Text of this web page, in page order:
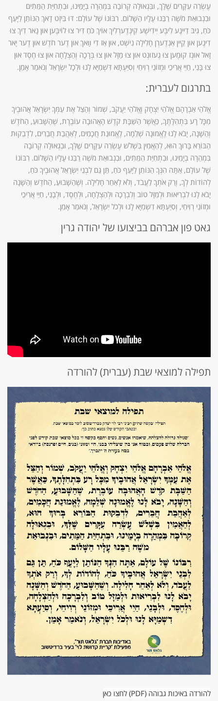
עֶשְׂרֵה עִקָּרִים שֶׁלָּךְ, ובִּגְאוּלָה קְרוֹבָה בִּמְהֵרָה בְיָמֵינוּ, וּבִתְחִיַּת הַמֵּתִים
וּבִנְבוּאַת מֹשֶׁה רַבֵּנוּ עָלָיו הַשָּׁלוֹם. רִבּוֹנוֹ שֶׁל עוֹלָם: דּוּ בִּיזְט דָאךְ הַנּוֹתֵן לַיָּעֵף
כֹּחַ, גִיבּ דַיינֶע לִיבֶּע יִידִישֶׁע קִינְדֶערְלִיךְ אוֹיךְ כֹּחַ דִּיר צוּ לוֹיבֶּען אוּן נָאר דִיךְ צוּ
דִינֶען אוּן קֵיין אַנְדֶערְן חָלִילָה נִישְׁט, אוּן אַז דִי װָאךְ אוּן דֶער חֹדֶשׁ אוּן דֶער יָאר
זָאל אוּנְז קוּמֶען צוּ גֶעזוּנְט אוּן צוּ מַזָּל אוּן צוּ בְּרָכָה וְהַצְלָחָה אוּן צוּ חֶסֶד אוּן
צוּ בָּנֵי, חַיֵּי אֲרִיכֵי וּמְזוֹנֵי רְוִיחֵי וְסִיַּעְתָּא דִּשְׁמַיָּא לָנוּ וּלְכָל יִשְׂרָאֵל וְנֹאמַר אָמֵן.
בתרגום לעברית:
אֱלֹהֵי אַבְרָהָם אֱלֹהֵי יִצְחָק וְאֱלֹהֵי יַעֲקֹב, שְׁמוֹר וְהַצֵּל אֶת עַמְּךָ יִשְׂרָאֵל אֲהוּבֶיךָ
מִכָּל רָע בִּתְהִלָּתֶךָ, כַּאֲשֶׁר הַשַּׁבָּת קֹדֶשׁ הָאֲהוּבָה עוֹבֶרֶת, שֶׁהַשָּׁבוּעַ, הַחֹדֶשׁ
וְהַשָּׁנָה, יָבֹא לָנוּ לֶאֱמוּנָה שְׁלֵמָה, לֶאֱמוּנַת חֲכָמִים, לְאַהֲבַת חֲבֵרִים, לִדְבֵקוּת
הַבּוֹרֵא בָּרוּךְ הוּא, לְהַאֲמִין בִּשְׁלֹשׁ עֶשְׂרֵה עִקָּרִים שֶׁלְּךָ, וּבִגְאוּלָה קְרוֹבָה
בִּמְהֵרָה בְיָמֵינוּ, וּבִתְחִיַּת הַמֵּתִים, וּבִנְבוּאַת מֹשֶׁה רַבֵּנוּ עָלָיו הַשָּׁלוֹם. רִבּוֹנוֹ
שֶׁל עוֹלָם, אַתָּה הִנְּךָ הַנּוֹתֵן לַיָּעֵף כֹּחַ, תֵּן גַּם לִבְנֵי יִשְׂרָאֵל אֲהוּבֶיךָ כֹּחַ,
לְהוֹדוֹת לְךָ, וְרַק אֹתְךָ לַעֲבֹד, וְלֹא לְאַחֵר חָלִילָה. וְשֶׁהַשָּׁבוּעַ, הַחֹדֶשׁ וְהַשָּׁנָה
יָבֹא לָנוּ לִבְרִיאוּת וּלְמַזָּל טוֹב וְלִבְרָכָה וּלְהַצְלָחָה, וּלְחֶסֶד, וּלְבָנֵי, חַיֵי אֲרִיכֵי
וּמְזוֹנֵי רְוִיחֵי, וְסִיַעְתָּא דִשְמַיָּא לָנוּ וּלְכֹל יִשְׂרָאֵל, וְנֹאמַר אָמֵן.
גאט פון אברהם בביצועו של יהודה גרין
תפילה למוצאי שבת (עברית) להורדה
להורדה באיכות גבוהה (PDF) לחצו כאן